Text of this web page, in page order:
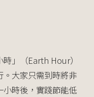
時」（Earth Hour）
。大家只需到時將非
時後，實踐節能低